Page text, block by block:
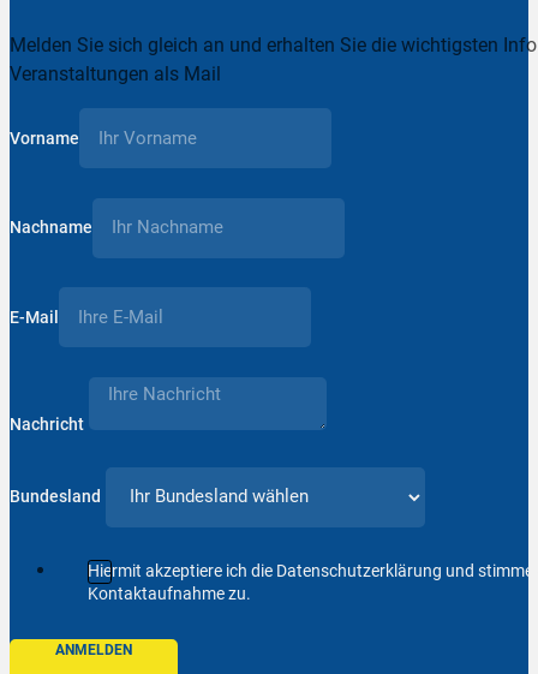
Melden Sie sich gleich an und erhalten Sie die wichtigsten
Veranstaltungen als Mail
Vorname
Nachname
E-Mail
Nachricht
Bundesland
Hiermit akzeptiere ich die Datenschutzerklärung und
Kontaktaufnahme zu.
ANMELDEN